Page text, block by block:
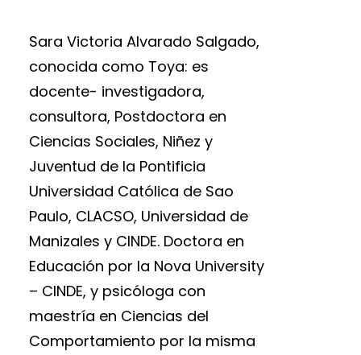
Sara Victoria Alvarado Salgado,
conocida como Toya: es
docente- investigadora,
consultora, Postdoctora en
Ciencias Sociales, Niñez y
Juventud de la Pontificia
Universidad Católica de Sao
Paulo, CLACSO, Universidad de
Manizales y CINDE. Doctora en
Educación por la Nova University
– CINDE, y psicóloga con
maestría en Ciencias del
Comportamiento por la misma